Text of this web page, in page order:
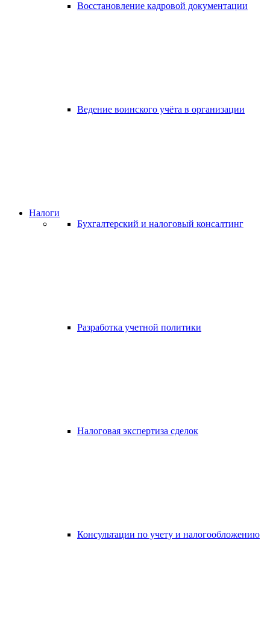
Восстановление кадровой документации
Ведение воинского учёта в организации
Налоги
Бухгалтерский и налоговый консалтинг
Разработка учетной политики
Налоговая экспертиза сделок
Консультации по учету и налогообложению